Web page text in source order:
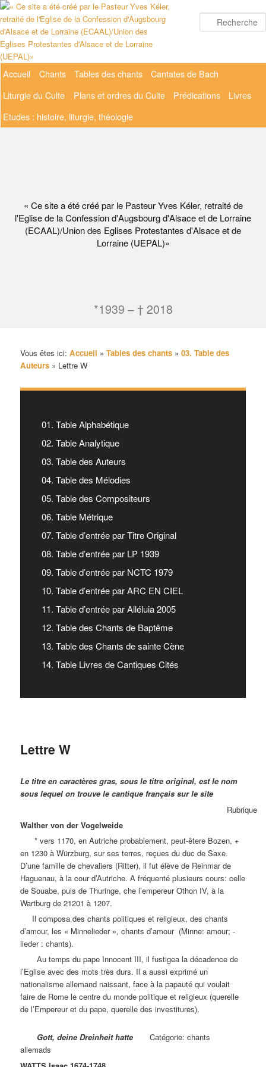
Aller
au
contenu
principal
« Ce site a été créé par le Pasteur Yves Kéler, retraité de
l'Eglise de la Confession d'Augsbourg d'Alsace et de Lorraine
(ECAAL)/Union des Eglises Protestantes d'Alsace et de
Lorraine (UEPAL)»
*1939 – † 2018
Menu
Accueil Chants Tables des chants
Cantates de Bach
Liturgie du Culte
Plans et ordres du Culte Prédications
Livres
Etudes : histoire, liturgie, théologie
Lettre W
Le titre en caractères gras, sous le titre original, est le nom
sous lequel on trouve le cantique français sur le site
Rubrique
Walther von der Vogelweide
* vers 1170, en Autriche probablement, peut-êtere Bozen, +
en 1230 à Würzburg, sur ses terres, reçues du duc de Saxe.
D’une famille de chevaliers (Ritter), il fut élève de Reinmar de
Haguenau, à la cour d’Autriche. A fréquenté plusieurs cours: celle
de Souabe, puis de Thuringe, che l’empereur Othon IV, à la
Wartburg de 21201 à 1207.
Il composa des chants politiques et religieux, des chants
d’amour, les « Minnelieder », chants d’amour (Minne: amour; -
lieder : chants).
Au temps du pape Innocent III, il fustigea la décadence de
l’Eglise avec des mots très durs. Il a aussi exprimé un
nationalisme allemand naissant, face à la papauté qui voulait
faire de Rome le centre du monde politique et religieux (querelle
de l’Empereur et du pape, querelle des investitures).
Gott, deine Dreinheit hatte Catégorie: chants
allemads
Vous êtes ici:Accueil »Tables des chants »03. Table des
Auteurs » Lettre W
01. Table Alphabétique
02. Table Analytique
03. Table des Auteurs
04. Table des Mélodies
05. Table des Compositeurs
06. Table Métrique
07. Table d’entrée par Titre Original
08. Table d’entrée par LP 1939
09. Table d’entrée par NCTC 1979
10. Table d’entrée par ARC EN CIEL
11. Table d’entrée par Alléluia 2005
12. Table des Chants de Baptême
13. Table des Chants de sainte Cène
14. Table Livres de Cantiques Cités